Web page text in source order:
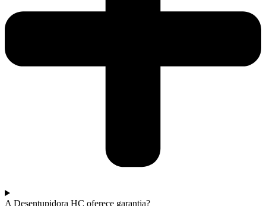
A Desentupidora HC oferece garantia?